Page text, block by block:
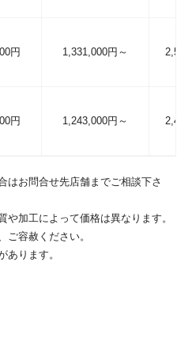
円 1,331,000円～
円 1,243,000円～
はお問合せ先店舗までご相談下さ
加工によって価格は異なります。
容赦ください。
ります。